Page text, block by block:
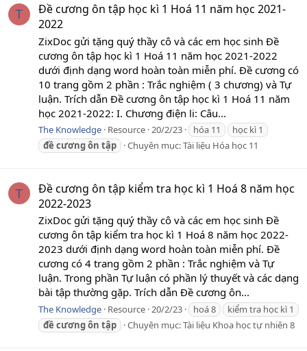
T
Đề cương ôn tập học kì 1 Hoá 11 năm học 2021-
2022
ZixDoc gửi tặng quý thầy cô và các em học sinh Đề
cương ôn tập học kì 1 Hoá 11 năm học 2021-2022
dưới định dạng word hoàn toàn miễn phí. Đề cương có
10 trang gồm 2 phần : Trắc nghiệm ( 3 chương) và Tự
luận. Trích dẫn Đề cương ôn tập học kì 1 Hoá 11 năm
học 2021-2022: I. Chương điện li: Câu...
The Knowledge Resource 20/2/23 hóa 11
học kì 1
đề cươngôn tập Chuyên mục:Tài liệu Hóa học 11
T
Đề cương ôn tập kiểm tra học kì 1 Hoá 8 năm học
2022-2023
ZixDoc gửi tặng quý thầy cô và các em học sinh Đề
cương ôn tập kiểm tra học kì 1 Hoá 8 năm học 2022-
2023 dưới định dạng word hoàn toàn miễn phí. Đề
cương có 4 trang gồm 2 phần : Trắc nghiệm và Tự
luận. Trong phần Tự luận có phần lý thuyết và các dạng
bài tập thường gặp. Trích dẫn Đề cương ôn...
The Knowledge Resource 20/2/23 hoá 8
kiểm tra học kì 1
đề cươngôn tập Chuyên mục:Tài liệu Khoa học tự nhiên 8